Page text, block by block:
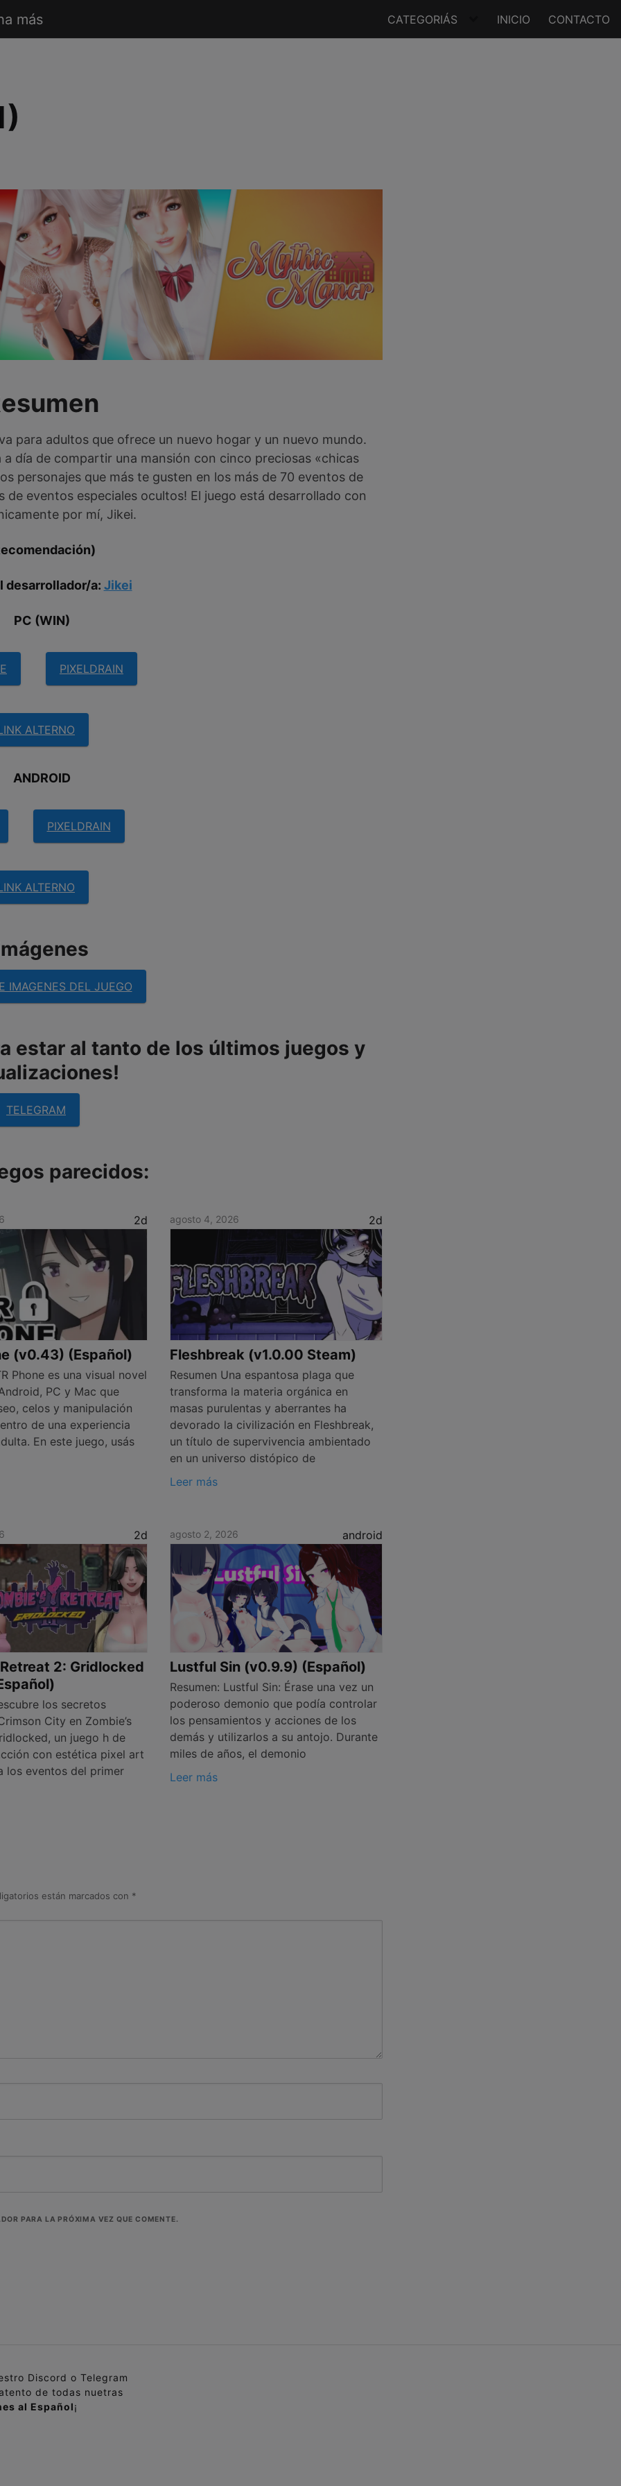
más CATEGORIÁS INICIO CONTACTO
para adultos que ofrece un nuevo hogar y un nuevo mundo.
día de compartir una mansión con cinco preciosas «chicas
personajes que más te gusten en los más de 70 eventos de
de eventos especiales ocultos! El juego está desarrollado con
por mí, Jikei.
desarrollador/a: Jikei
PC (WIN)
PIXELDRAIN
ALTERNO
ANDROID
PIXELDRAIN
ALTERNO
IMAGENES DEL JUEGO
estar al tanto de los últimos juegos y
TELEGRAM
parecidos:
2d
(v0.43) (Español)
Phone es una visual novel
PC y Mac que
celos y manipulación
de una experiencia
En este juego, usás
agosto 4, 2026 2d
Fleshbreak (v1.0.00 Steam)
Resumen Una espantosa plaga que
transforma la materia orgánica en
masas purulentas y aberrantes ha
devorado la civilización en Fleshbreak,
un título de supervivencia ambientado
en un universo distópico de
Leer más
2d
Retreat 2: Gridlocked
los secretos
City en Zombie’s
un juego h de
con estética pixel art
los eventos del primer
agosto 2, 2026 android
Lustful Sin (v0.9.9) (Español)
Resumen: Lustful Sin: Érase una vez un
poderoso demonio que podía controlar
los pensamientos y acciones de los
demás y utilizarlos a su antojo. Durante
miles de años, el demonio
Leer más
están marcados con *
PARA LA PRÓXIMA VEZ QUE COMENTE.
Discord o Telegram
de todas nuetras
al Español¡